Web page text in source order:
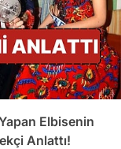
Elbisenin
Anlattı!